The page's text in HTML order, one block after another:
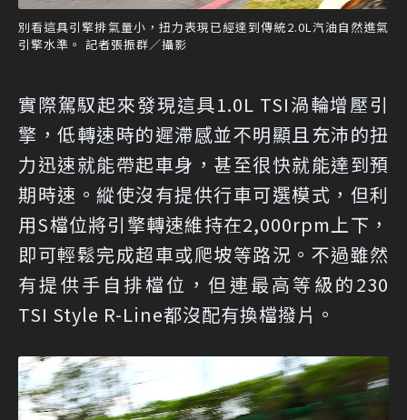
別看這具引擎排氣量小，扭力表現已經達到傳統2.0L汽油自然進氣
引擎水準。 記者張振群／攝影
實際駕馭起來發現這具1.0L TSI渦輪增壓引
擎，低轉速時的遲滯感並不明顯且充沛的扭
力迅速就能帶起車身，甚至很快就能達到預
期時速。縱使沒有提供行車可選模式，但利
用S檔位將引擎轉速維持在2,000rpm上下，
即可輕鬆完成超車或爬坡等路況。不過雖然
有提供手自排檔位，但連最高等級的230
TSI Style R-Line都沒配有換檔撥片。